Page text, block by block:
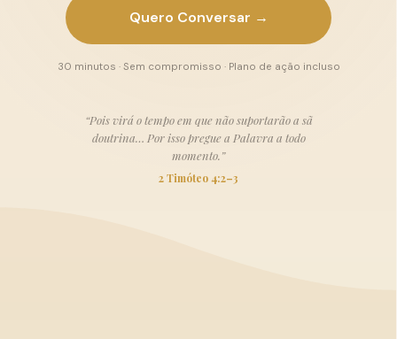
Quero Conversar →
30 minutos · Sem compromisso · Plano de ação incluso
“Pois virá o tempo em que não suportarão a sã
doutrina… Por isso pregue a Palavra a todo
momento.”
2 Timóteo 4:2–3